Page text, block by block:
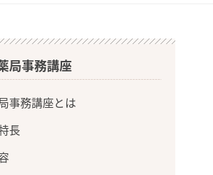
局事務講座
事務講座とは
長